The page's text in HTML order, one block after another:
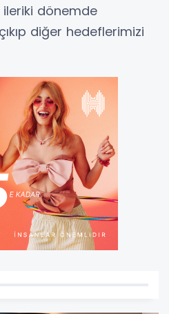
ileriki dönemde
diğer hedeflerimizi